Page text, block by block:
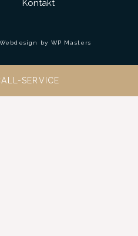
Kontakt
by WP Masters
SERVICE